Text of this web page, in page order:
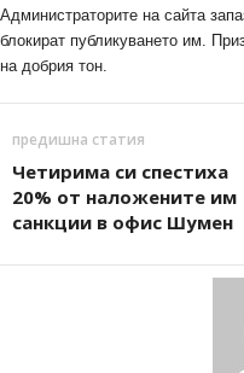
Администраторите на сайта
блокират публикуването им.
на добрия тон.
предишна статия
Четирима си спестиха
20% от наложените им
санкции в офис Шумен